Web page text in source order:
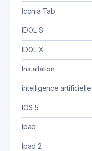
Iconia Tab
IDOL S
IDOL X
Installation
intelligence artificielle
IOS 5
Ipad
Ipad 2